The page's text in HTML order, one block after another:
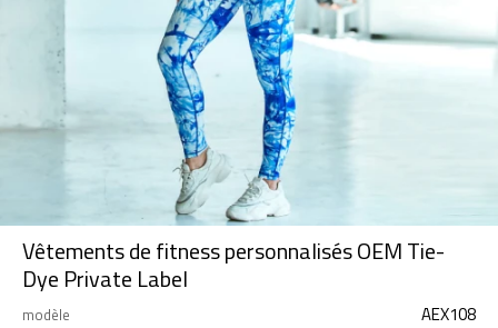
Vêtements de fitness personnalisés OEM Tie-
Dye Private Label
modèle AEX108